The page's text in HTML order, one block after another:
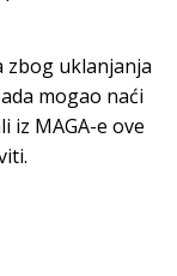
zbog uklanjanja
mogao naći
iz MAGA-e ove